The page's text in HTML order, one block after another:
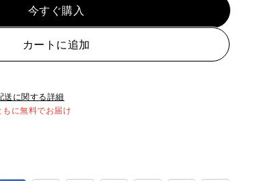
今すぐ購入
カートに追加
送に関する詳細
に無料でお届け